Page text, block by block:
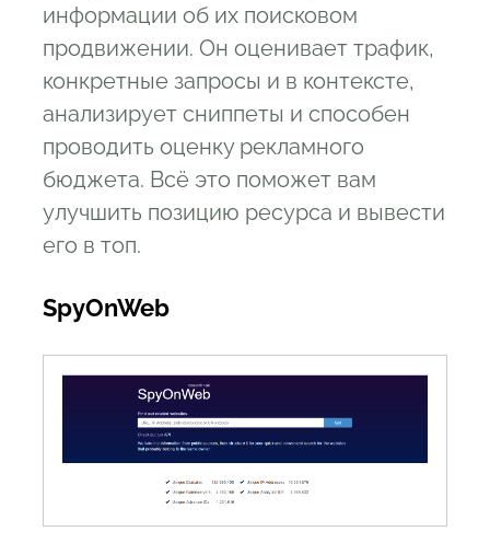
информации об их поисковом
продвижении. Он оценивает трафик,
конкретные запросы и в контексте,
анализирует сниппеты и способен
проводить оценку рекламного
бюджета. Всё это поможет вам
улучшить позицию ресурса и вывести
его в топ.
SpyOnWeb